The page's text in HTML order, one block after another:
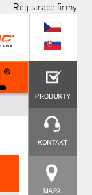
Registrace firmy